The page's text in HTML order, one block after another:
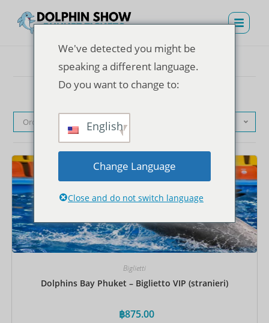
Ordinamento predefinito
Biglietti
Dolphins Bay Phuket – Biglietto VIP (stranieri)
฿875.00
We've detected you might be
speaking a different language.
Do you want to change to:
English
Change Language
Close and do not switch language